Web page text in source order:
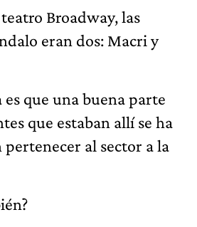
Broadway, las
eran dos: Macri y
que una buena parte
que estaban allí se ha
pertenecer al sector a la